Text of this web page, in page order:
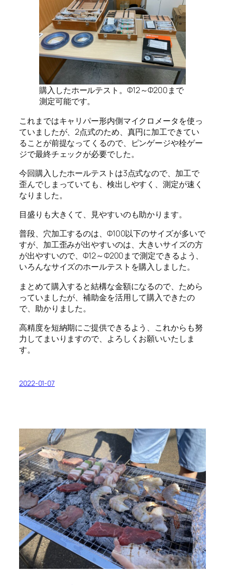
購入したホールテスト。Φ12～Φ200まで
測定可能です。
これまではキャリパー形内側マイクロメータを使っ
ていましたが、2点式のため、真円に加工できてい
ることが前提なってくるので、ピンゲージや栓ゲー
ジで最終チェックが必要でした。
今回購入したホールテストは3点式なので、加工で
歪んでしまっていても、検出しやすく、測定が速く
なりました。
目盛りも大きくて、見やすいのも助かります。
普段、穴加工するのは、Φ100以下のサイズが多いで
すが、加工歪みが出やすいのは、大きいサイズの方
が出やすいので、Φ12～Φ200まで測定できるよう、
いろんなサイズのホールテストを購入しました。
まとめて購入すると結構な金額になるので、ためら
っていましたが、補助金を活用して購入できたの
で、助かりました。
高精度を短納期にご提供できるよう、これからも努
力してまいりますので、よろしくお願いいたしま
す。
2022-01-07